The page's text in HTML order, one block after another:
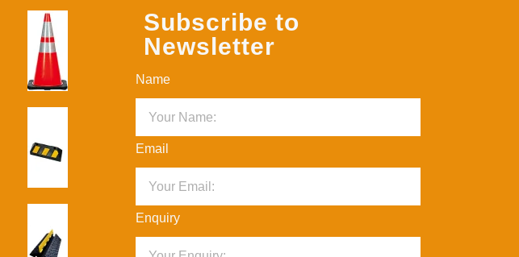
Subscribe to
Newsletter
Name
Email
Enquiry